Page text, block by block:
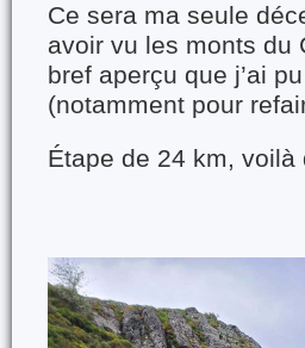
Ce sera ma seule
avoir vu les monts du
bref aperçu que j’ai
(notamment pour
Étape de 24 km,